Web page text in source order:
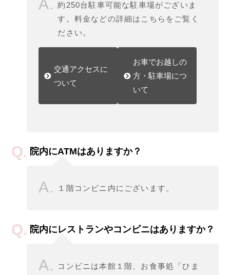
約250台駐車可能な駐車場がございま
す。料金などの詳細はこちらをご覧く
ださい。
交通アクセスに
ついて
お車でお越しの
方・駐車場につ
いて
院内にATMはありますか？
１階コンビニ内にございます。
院内にレストランやコンビニはありますか？
コンビニは本館１階、お食事処「ひま